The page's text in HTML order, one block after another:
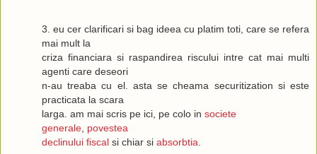
3. eu cer clarificari si bag ideea cu platim toti, care se refera
mai mult la
criza financiara si raspandirea riscului intre cat mai multi
agenti care deseori
n-au treaba cu el. asta se cheama securitization si este
practicata la scara
larga. am mai scris pe ici, pe colo in societe
generale povestea
declinului fiscal si chiar si absorbtia